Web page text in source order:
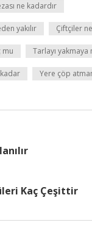
ne kadardır
yakılır Çiftçiler
mu Tarlayı yakmaya
kadar Yere çöp
Kaç Çeşittir